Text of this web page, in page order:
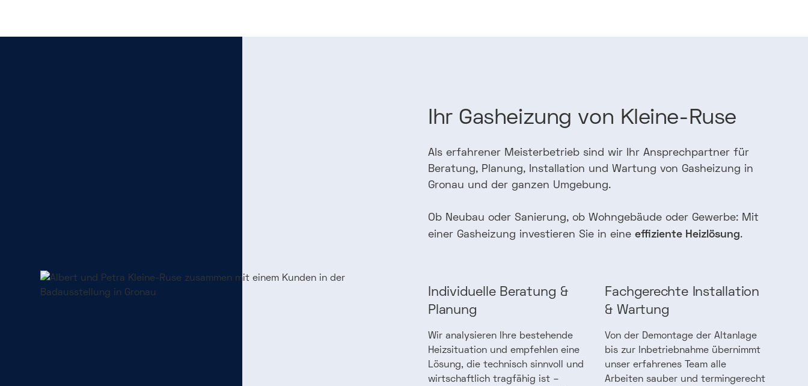
Ihr Gasheizung von Kleine-Ruse
Als erfahrener Meisterbetrieb sind wir Ihr Ansprechpartner für
Beratung, Planung, Installation und Wartung von Gasheizung in
Gronau und der ganzen Umgebung.
Ob Neubau oder Sanierung, ob Wohngebäude oder Gewerbe: Mit
einer Gasheizung investieren Sie in eine effiziente Heizlösung.
Individuelle Beratung &
Planung
Wir analysieren Ihre bestehende
Heizsituation und empfehlen eine
Lösung, die technisch sinnvoll und
wirtschaftlich tragfähig ist –
Fachgerechte Installation
& Wartung
Von der Demontage der Altanlage
bis zur Inbetriebnahme übernimmt
unser erfahrenes Team alle
Arbeiten sauber und termingerecht